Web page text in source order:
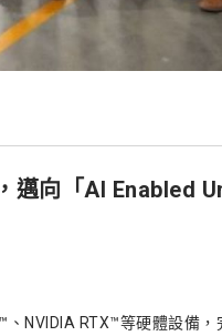
邁向「AI Enabled
NVIDIA RTX™等硬體設備